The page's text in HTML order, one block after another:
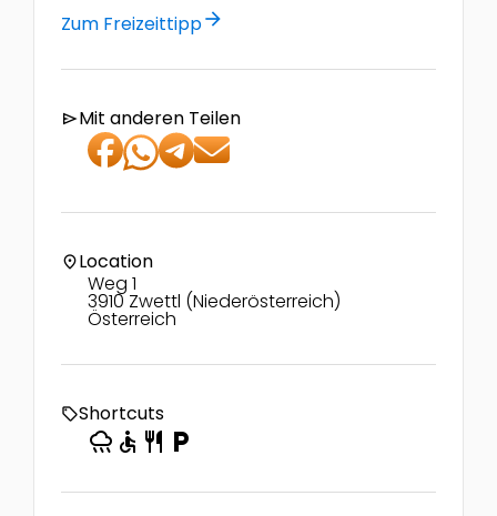
Zum Freizeittipparrow_forward
sendMit anderen Teilen
location_onLocation
Weg 1
3910 Zwettl (Niederösterreich)
Österreich
local_offerShortcuts
rainy accessible restaurant local_parking